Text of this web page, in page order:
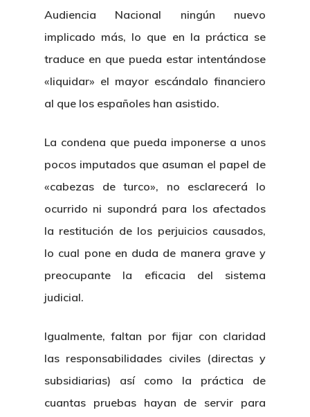
Audiencia Nacional ningún nuevo
implicado más, lo que en la práctica se
traduce en que pueda estar intentándose
«liquidar» el mayor escándalo financiero
al que los españoles han asistido.
La condena que pueda imponerse a unos
pocos imputados que asuman el papel de
«cabezas de turco», no esclarecerá lo
ocurrido ni supondrá para los afectados
la restitución de los perjuicios causados,
lo cual pone en duda de manera grave y
preocupante la eficacia del sistema
judicial.
Igualmente, faltan por fijar con claridad
las responsabilidades civiles (directas y
subsidiarias) así como la práctica de
cuantas pruebas hayan de servir para